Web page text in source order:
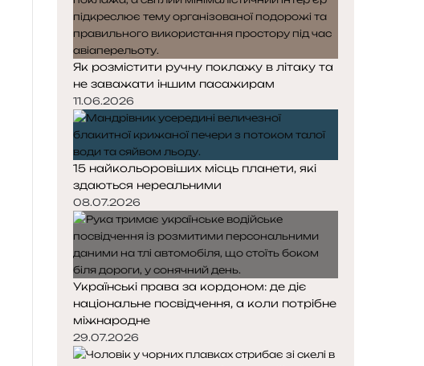
Як розмістити ручну поклажу в літаку та
не заважати іншим пасажирам
11.06.2026
15 найкольоровіших місць планети, які
здаються нереальними
08.07.2026
Українські права за кордоном: де діє
національне посвідчення, а коли потрібне
міжнародне
29.07.2026